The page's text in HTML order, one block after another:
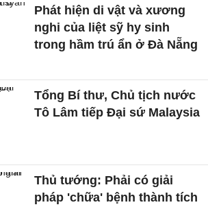
Phát hiện di vật và xương
nghi của liệt sỹ hy sinh
trong hầm trú ẩn ở Đà Nẵng
Tổng Bí thư, Chủ tịch nước
Tô Lâm tiếp Đại sứ Malaysia
Thủ tướng: Phải có giải
pháp 'chữa' bệnh thành tích